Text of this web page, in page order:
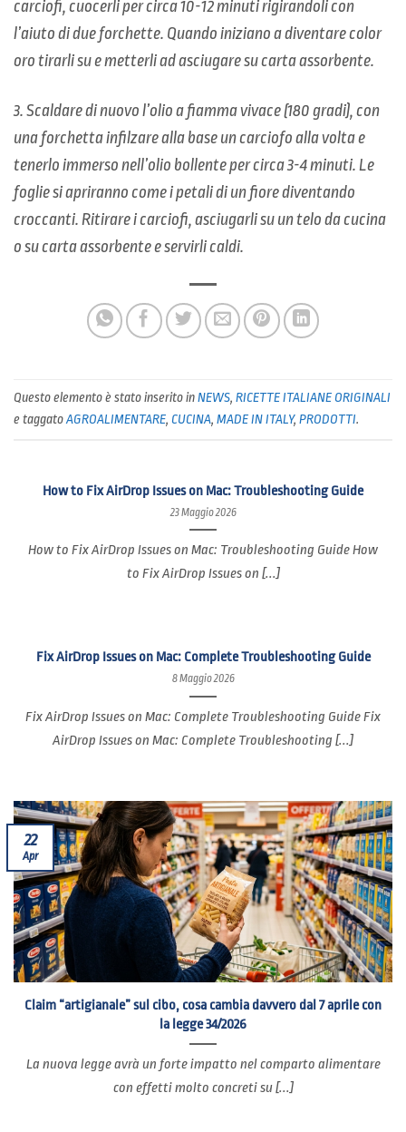
carciofi, cuocerli per circa 10-12 minuti rigirandoli con
l’aiuto di due forchette. Quando iniziano a diventare color
oro tirarli su e metterli ad asciugare su carta assorbente.
3. Scaldare di nuovo l’olio a fiamma vivace (180 gradi), con
una forchetta infilzare alla base un carciofo alla volta e
tenerlo immerso nell’olio bollente per circa 3-4 minuti. Le
foglie si apriranno come i petali di un fiore diventando
croccanti. Ritirare i carciofi, asciugarli su un telo da cucina
o su carta assorbente e servirli caldi.
Questo elemento è stato inserito inNEWS, RICETTE ITALIANE ORIGINALI
e taggatoAGROALIMENTARE, CUCINA, MADE IN ITALY, PRODOTTI.
How to Fix AirDrop Issues on Mac: Troubleshooting Guide
23 Maggio 2026
How to Fix AirDrop Issues on Mac: Troubleshooting Guide How
to Fix AirDrop Issues on [...]
Fix AirDrop Issues on Mac: Complete Troubleshooting Guide
8 Maggio 2026
Fix AirDrop Issues on Mac: Complete Troubleshooting Guide Fix
AirDrop Issues on Mac: Complete Troubleshooting [...]
Claim “artigianale” sul cibo, cosa cambia davvero dal 7 aprile con
la legge 34/2026
La nuova legge avrà un forte impatto nel comparto alimentare
con effetti molto concreti su [...]
22
Apr